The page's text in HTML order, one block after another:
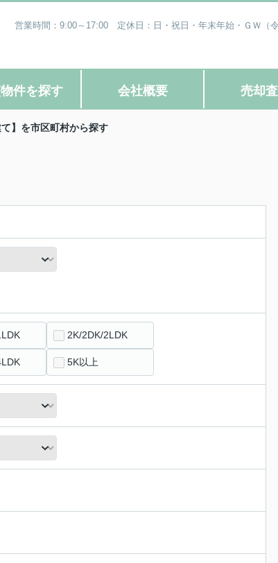
営業時間：9:00～17:00 定休日：日・祝日・年末年始・ＧＷ（
件を探す 会社概要 売却
て】を市区町村から探す
2K/2DK/2LDK
5K以上